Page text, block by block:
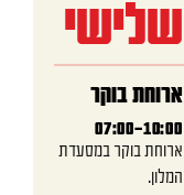
שלישי
ארוחת בוקר
07:00-10:00
ארוחת בוקר במסעדת
המלון.